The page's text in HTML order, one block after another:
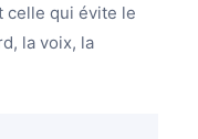
celle qui évite le
la voix, la